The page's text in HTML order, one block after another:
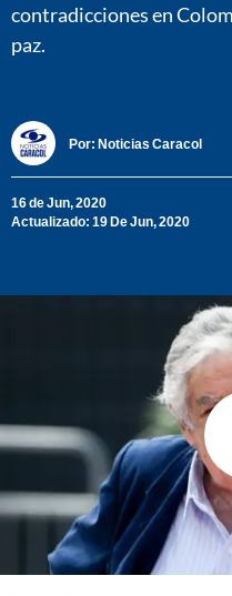
contradicciones en
paz.
Por: Noticias Caracol
16 de Jun, 2020
Actualizado: 19 De Jun, 2020